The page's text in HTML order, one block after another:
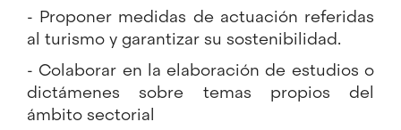
- Proponer medidas de actuación referidas
al turismo y garantizar su sostenibilidad.
- Colaborar en la elaboración de estudios o
dictámenes sobre temas propios del
ámbito sectorial